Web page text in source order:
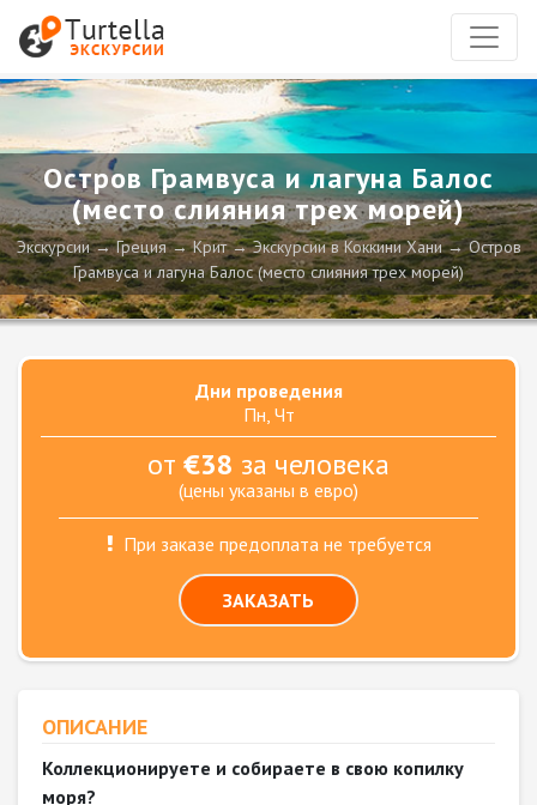
Остров Грамвуса и лагуна Балос
(место слияния трех морей)
Экскурсии Греция Крит Экскурсии в Коккини Хани
Остров
Грамвуса и лагуна Балос (место слияния трех морей)
Дни проведения
Пн, Чт
от €38 за человека
(цены указаны в евро)
При заказе предоплата не требуется
ЗАКАЗАТЬ
ОПИСАНИЕ
Коллекционируете и собираете в свою копилку
моря?